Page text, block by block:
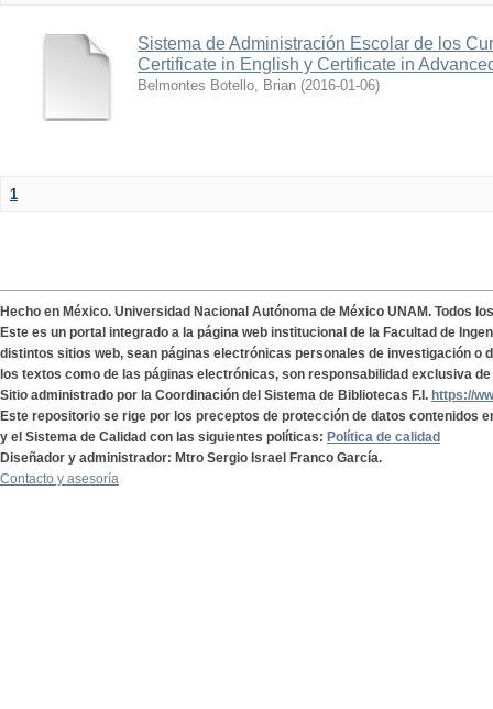
Sistema de Administración Escolar de los
Certificate in English y Certificate in
Belmontes Botello, Brian (2016-01-06)
1
Hecho en México. Universidad Nacional Autónoma de México UNAM. Todos
Este es un portal integrado a la página web institucional de la Facultad de
distintos sitios web, sean páginas electrónicas personales de investigación o
los textos como de las páginas electrónicas, son responsabilidad exclusiva
Sitio administrado por la Coordinación del Sistema de Bibliotecas F.I. https://
Este repositorio se rige por los preceptos de protección de datos contenidos
y el Sistema de Calidad con las siguientes políticas: Política de calidad
Diseñador y administrador: Mtro Sergio Israel Franco García.
Contacto y asesoría